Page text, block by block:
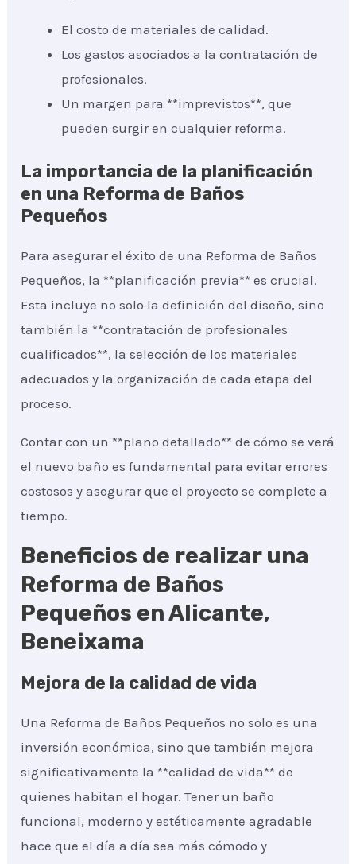
El costo de materiales de calidad.
Los gastos asociados a la contratación de
profesionales.
Un margen para **imprevistos**, que
pueden surgir en cualquier reforma.
La importancia de la planificación
en una Reforma de Baños
Pequeños
Para asegurar el éxito de una Reforma de Baños
Pequeños, la **planificación previa** es crucial.
Esta incluye no solo la definición del diseño, sino
también la **contratación de profesionales
cualificados**, la selección de los materiales
adecuados y la organización de cada etapa del
proceso.
Contar con un **plano detallado** de cómo se verá
el nuevo baño es fundamental para evitar errores
costosos y asegurar que el proyecto se complete a
tiempo.
Beneficios de realizar una
Reforma de Baños
Pequeños en Alicante,
Beneixama
Mejora de la calidad de vida
Una Reforma de Baños Pequeños no solo es una
inversión económica, sino que también mejora
significativamente la **calidad de vida** de
quienes habitan el hogar. Tener un baño
funcional, moderno y estéticamente agradable
hace que el día a día sea más cómodo y